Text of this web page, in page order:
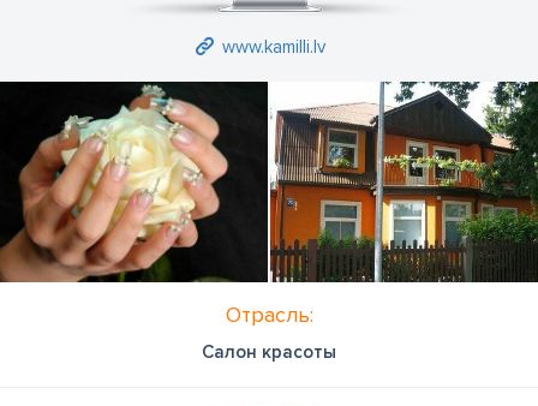
www.kamilli.lv
Отрасль:
Салон красоты